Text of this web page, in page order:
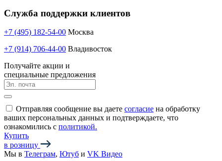
Служба поддержки клиентов
+7 (495) 182-54-00 Москва
+7 (914) 706-44-00 Владивосток
Получайте акции и
специальные предложения
Отправляя сообщение вы даете согласие на обработку
ваших персональных данных и подтверждаете, что
ознакомились с политикой.
Купить
в розницу
Мы в Телеграм, Ютуб и VK Видео